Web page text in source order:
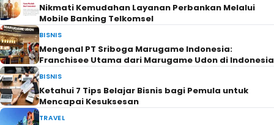
Nikmati Kemudahan Layanan Perbankan Melalui
Mobile Banking Telkomsel
BISNIS
Mengenal PT Sriboga Marugame Indonesia:
Franchisee Utama dari Marugame Udon di Indonesia
BISNIS
Ketahui 7 Tips Belajar Bisnis bagi Pemula untuk
Mencapai Kesuksesan
TRAVEL